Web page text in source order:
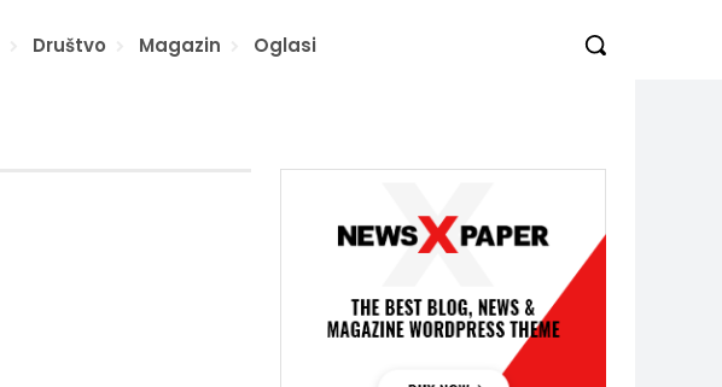
Društvo Magazin Oglasi